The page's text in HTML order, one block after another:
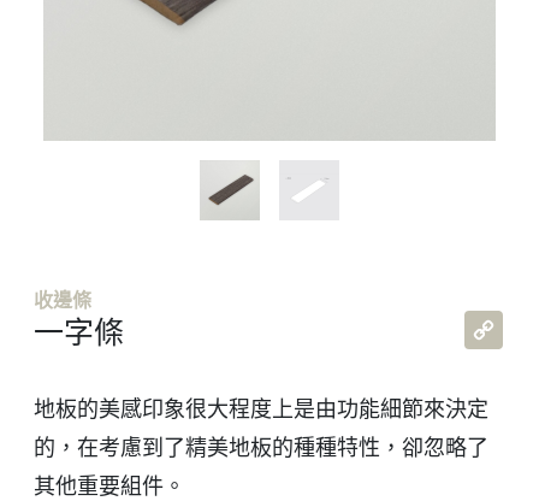
收邊條
一字條
地板的美感印象很大程度上是由功能細節來決定
的，在考慮到了精美地板的種種特性，卻忽略了
其他重要組件。